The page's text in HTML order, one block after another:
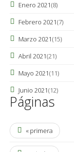
Enero 2021(8)
Febrero 2021(7)
Marzo 2021(15)
Abril 2021(21)
Mayo 2021(11)
Junio 2021(12)
Páginas
« primera